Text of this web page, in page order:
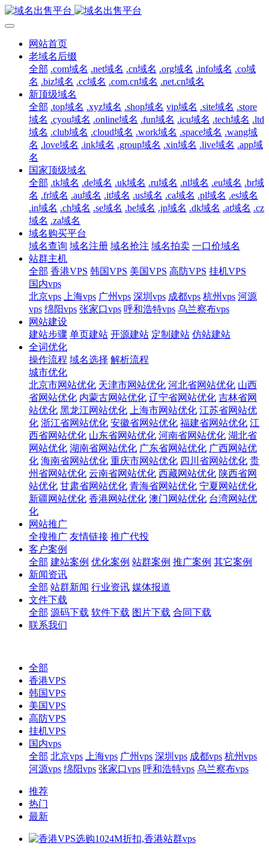
网站首页
老域名后缀
全部 .com域名 .net域名 .cn域名 .org域名 .info域名 .co域
名 .biz域名 .cc域名 .com.cn域名 .net.cn域名
新顶级域名
全部 .top域名 .xyz域名 .shop域名 vip域名 .site域名 .store
域名 .cyou域名 .online域名 .fun域名 .icu域名 .tech域名 .ltd
域名 .club域名 .cloud域名 .work域名 .space域名 .wang域
名 .love域名 .ink域名 .group域名 .xin域名 .live域名 .app域
名
国家顶级域名
全部 .tk域名 .de域名 .uk域名 .ru域名 .nl域名 .eu域名 .br域
名 .fr域名 .au域名 .it域名 .us域名 .ca域名 .pl域名 .es域名
.in域名 .ch域名 .se域名 .be域名 .jp域名 .dk域名 .at域名 .cz
域名 .za域名
域名购买平台
域名查询 域名注册 域名抢注 域名拍卖 一口价域名
站群主机
全部 香港VPS 韩国VPS 美国VPS 高防VPS 挂机VPS
国内vps
北京vps
上海vps 广州vps 深圳vps 成都vps 杭州vps 河源
vps 绵阳vps 张家口vps 呼和浩特vps 乌兰察布vps
网站建设
建站步骤 单页建站 开源建站 定制建站 仿站建站
全词优化
操作流程 域名选择 解析流程
城市优化
北京市网站优化 天津市网站优化 河北省网站优化 山西
省网站优化 内蒙古网站优化 辽宁省网站优化 吉林省网
站优化 黑龙江网站优化 上海市网站优化 江苏省网站优
化 浙江省网站优化 安徽省网站优化 福建省网站优化 江
西省网站优化 山东省网站优化 河南省网站优化 湖北省
网站优化 湖南省网站优化 广东省网站优化 广西网站优
化 海南省网站优化 重庆市网站优化 四川省网站优化 贵
州省网站优化 云南省网站优化 西藏网站优化 陕西省网
站优化 甘肃省网站优化 青海省网站优化 宁夏网站优化
新疆网站优化 香港网站优化 澳门网站优化 台湾网站优
化
网站推广
全搜推广 友情链接 推广代投
客户案例
全部 建站案例 优化案例 站群案例 推广案例 其它案例
新闻资讯
全部 站群新闻 行业资讯 媒体报道
文件下载
全部 源码下载 软件下载 图片下载 合同下载
联系我们
全部
香港VPS
韩国VPS
美国VPS
高防VPS
挂机VPS
国内vps
全部 北京vps 上海vps 广州vps 深圳vps 成都vps 杭州vps
河源vps 绵阳vps 张家口vps 呼和浩特vps 乌兰察布vps
推荐
热门
最新